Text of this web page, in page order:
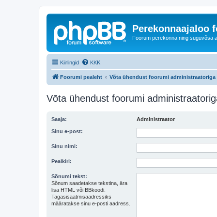
Perekonnaajaloo
Foorum perekonna ning suguvõsa
Kiirlingid KKK
Foorumi pealeht Võta ühendust foorumi administraatoriga
Võta ühendust foorumi
Saaja: Administraator
Sinu e-post:
Sinu nimi:
Pealkiri:
Sõnumi tekst:
Sõnum saadetakse tekstina, ära
lisa HTML või BBkoodi.
Tagasisaatmisaadressiks
määratakse sinu e-posti aadress.